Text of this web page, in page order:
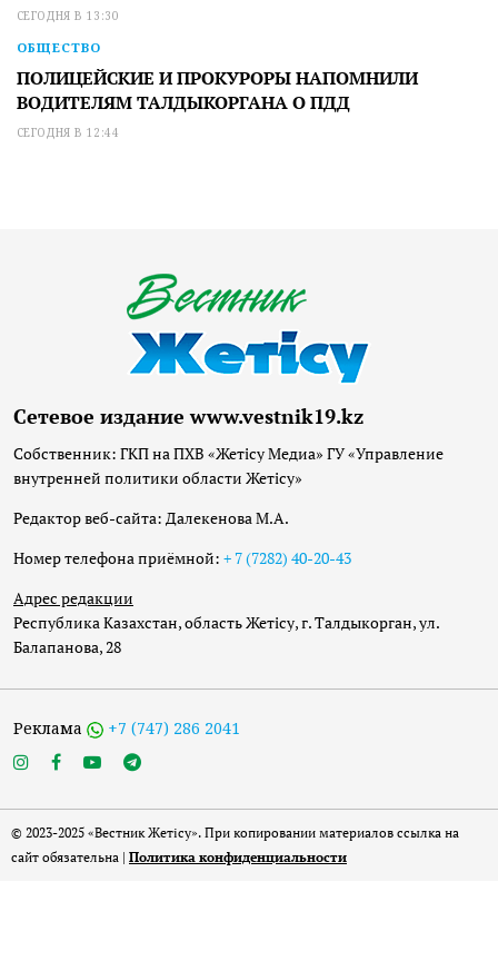
СЕГОДНЯ В 13:30
ОБЩЕСТВО
ПОЛИЦЕЙСКИЕ И ПРОКУРОРЫ НАПОМНИЛИ
ВОДИТЕЛЯМ ТАЛДЫКОРГАНА О ПДД
СЕГОДНЯ В 12:44
Сетевое издание www.vestnik19.kz
Собственник: ГКП на ПХВ «Жетісу Медиа» ГУ «Управление
внутренней политики области Жетісу»
Редактор веб-сайта: Далекенова М.А.
Номер телефона приёмной: + 7 (7282) 40-20-43
Адрес редакции
Республика Казахстан, область Жетісу, г. Талдыкорган, ул.
Балапанова, 28
Реклама +7 (747) 286 2041
© 2023-2025 «Вестник Жетісу». При копировании материалов ссылка на
сайт обязательна | Политика конфиденциальности